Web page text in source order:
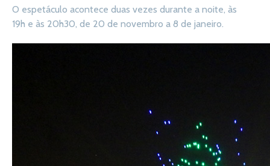
O espetáculo acontece duas vezes durante a noite, às
19h e às 20h30, de 20 de novembro a 8 de janeiro.